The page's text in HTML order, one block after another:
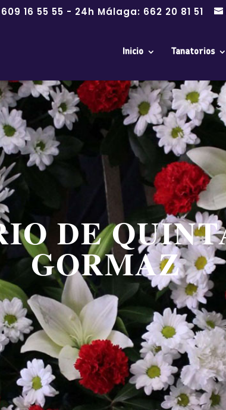
609 16 55 55 - 24h Málaga: 662 20 81 51
Inicio Tanatorios
DE
GORMAZ